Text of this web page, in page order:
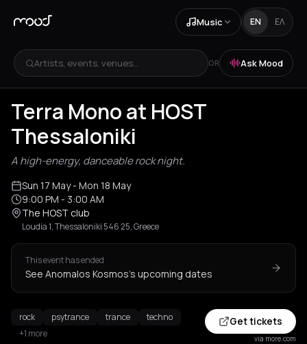
Music EN ΕΛ
Artists, events, venues... OR Ask Mood
Terra Mono at HOST
Thessaloniki
A high-energy, danceable rock night.
Sun 17 May- Mon 18 May
9:00 PM - 3:00 AM
The HOST club
Lοudia 1, Thessaloniki 546 25, Greece
This event has ended
See Anomalos Kosmos's upcoming dates
rock psytrance trance
techno
+1 more
Get tickets
via more.com